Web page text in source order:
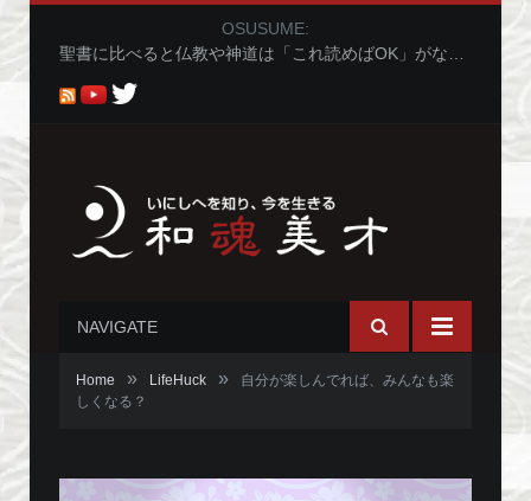
OSUSUME:
聖書に比べると仏教や神道は「これ読めばOK」がないから分かりにくくないか問題
NAVIGATE
Home » LifeHuck »
自分が楽しんでれば、みんなも楽
しくなる？